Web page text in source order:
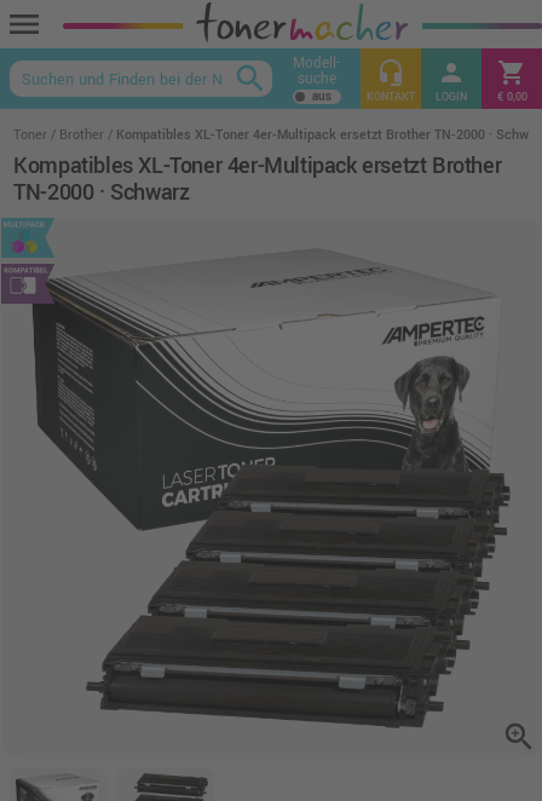
menu
keyboard_arrow_up
search Modell-
suche headset_mic
KONTAKT
person
LOGIN
shopping_cart
€ 0,00
Toner Brother Kompatibles XL-Toner 4er-Multipack ersetzt Brother TN-2000 ·
Kompatibles XL-Toner 4er-Multipack ersetzt Brother
TN-2000 · Schwarz
zoom_in